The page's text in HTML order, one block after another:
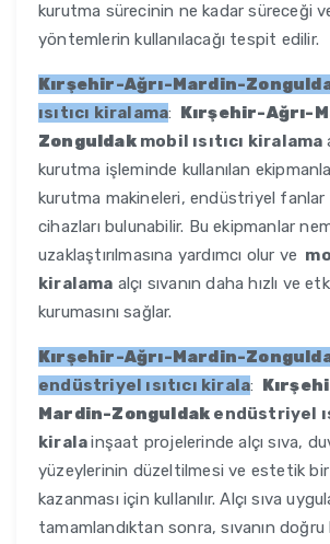
kurutma sürecinin ne kadar süreceği
yöntemlerin kullanılacağı tespit edilir.
Kırşehir-Ağrı-Mardin-
ısıtıcı kiralama: Kırşehir-Ağrı-
Zonguldakmobil ısıtıcı kiralama
kurutma işleminde kullanılan
kurutma makineleri, endüstriyel fanlar
cihazları bulunabilir. Bu ekipmanlar
uzaklaştırılmasına yardımcı olur ve
kiralama alçı sıvanın daha hızlı ve
kurumasını sağlar.
Kırşehir-Ağrı-Mardin-
endüstriyel ısıtıcı kirala:
Mardin-Zonguldak endüstriyel
kiralainşaat projelerinde alçı sıva,
yüzeylerinin düzeltilmesi ve estetik
kazanması için kullanılır. Alçı sıva
tamamlandıktan sonra, sıvanın doğru